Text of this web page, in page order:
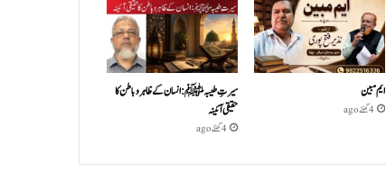
ایم مبین
4 گھنٹے ago
سیرتِ طیبہﷺ: انسان کے ظاہر و باطن کا
حقیقی آئینہ
4 گھنٹے ago